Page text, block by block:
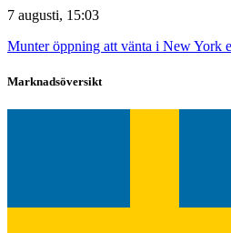
7 augusti, 15:03
Munter öppning att vänta i New York
Marknadsöversikt